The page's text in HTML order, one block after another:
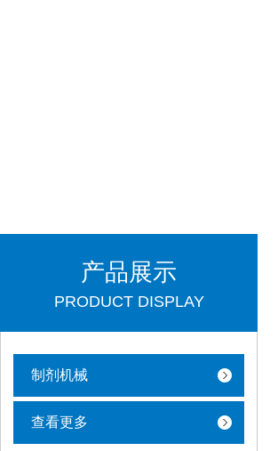
产品展示
PRODUCT DISPLAY
制剂机械
查看更多